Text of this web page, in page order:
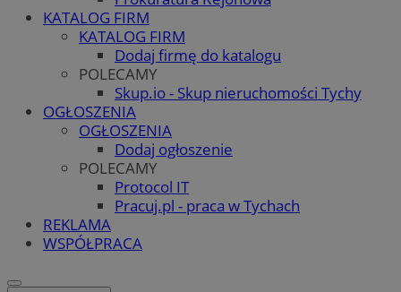
KATALOG FIRM
KATALOG FIRM
Dodaj firmę do katalogu
POLECAMY
Skup.io - Skup nieruchomości Tychy
OGŁOSZENIA
OGŁOSZENIA
Dodaj ogłoszenie
POLECAMY
Protocol IT
Pracuj.pl - praca w Tychach
REKLAMA
WSPÓŁPRACA